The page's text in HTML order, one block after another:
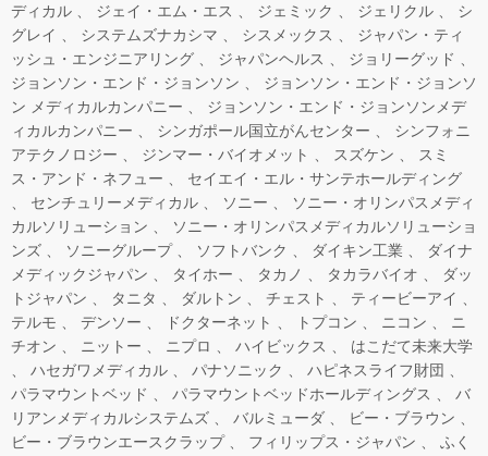
ディカル ジェイ・エム・エス ジェミック ジェリクル
シ
グレイ
システムズナカシマ シスメックス
ジャパン・ティ
ッシュ・エンジニアリング
ジャパンヘルス
ジョリーグッド
ジョンソン・エンド・ジョンソン
ジョンソン・エンド・ジョンソ
ン メディカルカンパニー
ジョンソン・エンド・ジョンソンメデ
ィカルカンパニー
シンガポール国立がんセンター
シンフォニ
アテクノロジー
ジンマー・バイオメット スズケン
スミ
ス・アンド・ネフュー
セイエイ・エル・サンテホールディング
センチュリーメディカル
ソニー
ソニー・オリンパスメディ
カルソリューション
ソニー・オリンパスメディカルソリューショ
ンズ
ソニーグループ ソフトバンク ダイキン工業
ダイナ
メディックジャパン
タイホー タカノ タカラバイオ
ダッ
トジャパン
タニタ ダルトン チェスト
ティービーアイ
テルモ
デンソー ドクターネット トプコン ニコン
ニ
チオン
ニットー ニプロ ハイビックス
はこだて未来大学
ハセガワメディカル
パナソニック
ハピネスライフ財団
パラマウントベッド
パラマウントベッドホールディングス
バ
リアンメディカルシステムズ
バルミューダ
ビー・ブラウン
ビー・ブラウンエースクラップ
フィリップス・ジャパン
ふく